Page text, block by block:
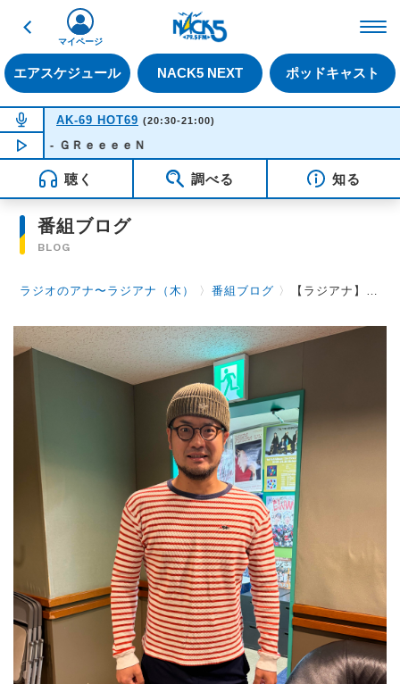
戻る
エアスケジュール NACK5 NEXT ポッドキャスト
マイページ
NOW ON AIR
AK-69 HOT69 (20:30-21:00)
NOW PLAYING 20:53
- ＧＲｅｅｅｅＮ
聴く 調べる 知る
番組ブログ
BLOG
ラジオのアナ〜ラジアナ（木） 〉番組ブログ 〉 【ラジアナ】これ、なんか凄くない↑↑【木曜日】